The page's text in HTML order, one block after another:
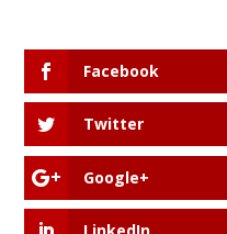
Facebook
Twitter
Google+
LinkedIn